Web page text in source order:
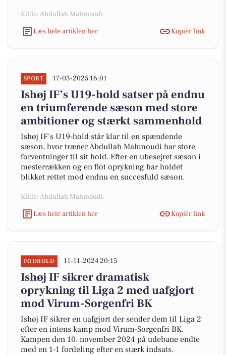
Kilde: Abdullah Mahmoudi
Læs hele artiklen her
Kopiér link
SPORT 17-03-2025 16:01
Ishøj IF’s U19-hold satser på endnu
en triumferende sæson med store
ambitioner og stærkt sammenhold
Ishøj IF’s U19-hold står klar til en spændende
sæson, hvor træner Abdullah Mahmoudi har store
forventninger til sit hold. Efter en ubesejret sæson i
mesterrækken og en flot oprykning har holdet
blikket rettet mod endnu en succesfuld sæson.
Kilde: Abdullah Mahmoudi
Læs hele artiklen her
Kopiér link
FODBOLD 11-11-2024 20:15
Ishøj IF sikrer dramatisk
oprykning til Liga 2 med uafgjort
mod Virum-Sorgenfri BK
Ishøj IF sikrer en uafgjort der sender dem til Liga 2
efter en intens kamp mod Virum-Sorgenfri BK.
Kampen den 10. november 2024 på udebane endte
med en 1-1 fordeling efter en stærk indsats.